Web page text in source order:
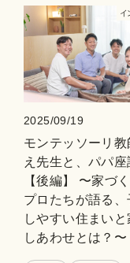
イ
2025/09/19
モンテッソーリ教
え先生と、パパ座
【後編】 〜家づ
プロたちが語る、
しやすい住まい
しあわせとは？〜